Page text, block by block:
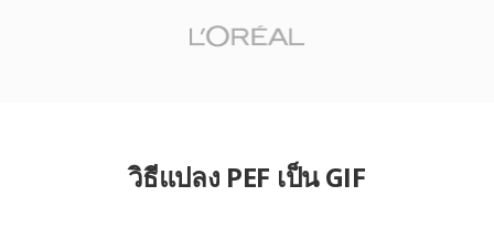
วิธีแปลง PEF เป็น GIF